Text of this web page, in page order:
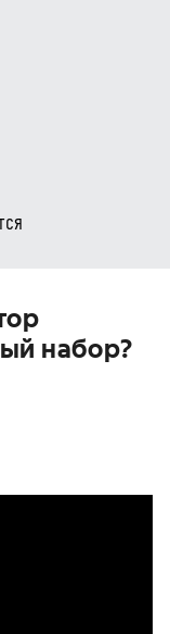
набор?